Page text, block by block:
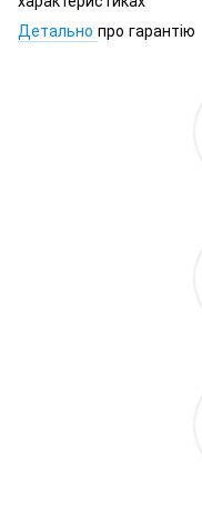
Детально про гарантію